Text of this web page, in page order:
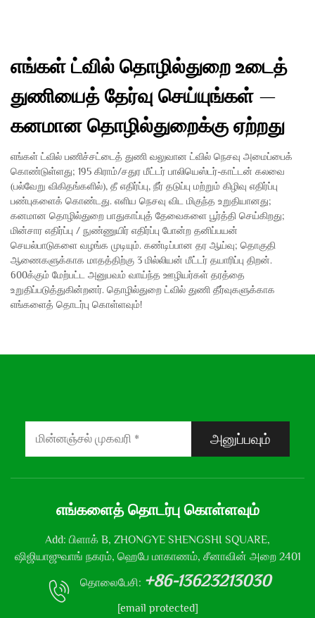
எங்கள் ட்வில் தொழில்துறை உடைத்
துணியைத் தேர்வு செய்யுங்கள் —
கனமான தொழில்துறைக்கு ஏற்றது
எங்கள் ட்வில் பணிச்சட்டைத் துணி வலுவான ட்வில் நெசவு அமைப்பைக்
கொண்டுள்ளது; 195 கிராம்/சதுர மீட்டர் பாலியெஸ்டர்-காட்டன் கலவை
(பல்வேறு விகிதங்களில்), தீ எதிர்ப்பு, நீர் தடுப்பு மற்றும் கிழிவு எதிர்ப்பு
பண்புகளைக் கொண்டது. எளிய நெசவு விட மிகுந்த உறுதியானது;
கனமான தொழில்துறை பாதுகாப்புத் தேவைகளை பூர்த்தி செய்கிறது;
மின்சார எதிர்ப்பு / நுண்ணுயிர் எதிர்ப்பு போன்ற தனிப்பயன்
செயல்பாடுகளை வழங்க முடியும். கண்டிப்பான தர ஆய்வு; தொகுதி
ஆணைகளுக்காக மாதத்திற்கு 3 மில்லியன் மீட்டர் தயாரிப்பு திறன்.
600க்கும் மேற்பட்ட அனுபவம் வாய்ந்த ஊழியர்கள் தரத்தை
உறுதிப்படுத்துகின்றனர். தொழில்துறை ட்வில் துணி தீர்வுகளுக்காக
எங்களைத் தொடர்பு கொள்ளவும்!
அனுப்பவும்
எங்களைத் தொடர்பு கொள்ளவும்
Add: பிளாக் B, ZHONGYE SHENGSHI SQUARE,
ஷிஜியாஜுவாங் நகரம், ஹெபே மாகாணம், சீனாவின் அறை 2401
தொலைபேசி: +86-13623213030
[email protected]